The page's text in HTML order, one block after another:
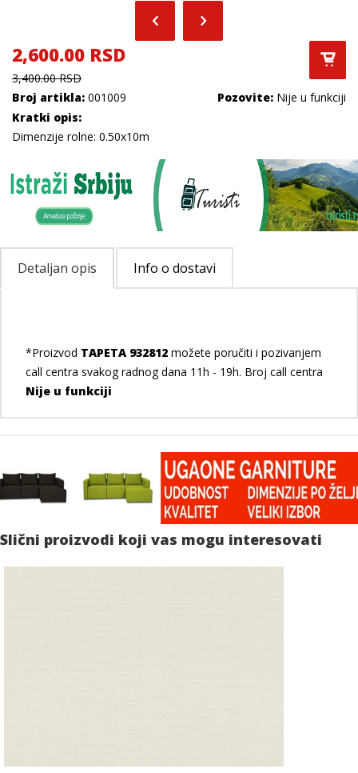
2,600.00 RSD
3,400.00 RSD
Broj artikla: 001009 Pozovite: Nije u funkciji
Kratki opis:
Dimenzije rolne: 0.50x10m
Detaljan opis Info o dostavi
*Proizvod TAPETA 932812 možete poručiti i pozivanjem
call centra svakog radnog dana 11h - 19h. Broj call centra
Nije u funkciji
Slični proizvodi koji vas mogu interesovati